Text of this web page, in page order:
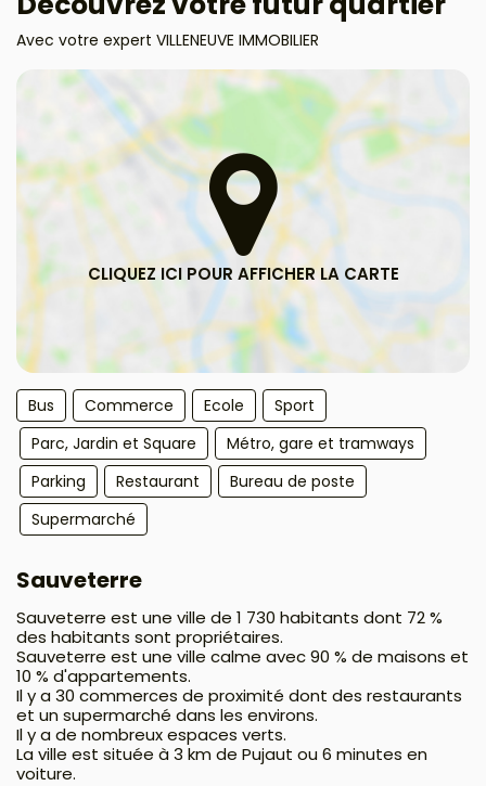
Avec votre expert VILLENEUVE IMMOBILIER
Bus Commerce Ecole
Sport
Parc, Jardin et Square
Métro, gare et tramways
Parking
Restaurant
Bureau de poste
Supermarché
Sauveterre
Sauveterre est une ville de 1 730 habitants dont 72 %
des habitants sont propriétaires.
Sauveterre est une ville calme avec 90 % de maisons et
10 % d'appartements.
Il y a 30 commerces de proximité dont des restaurants
et un supermarché dans les environs.
Il y a de nombreux espaces verts.
La ville est située à 3 km de Pujaut ou 6 minutes en
voiture.